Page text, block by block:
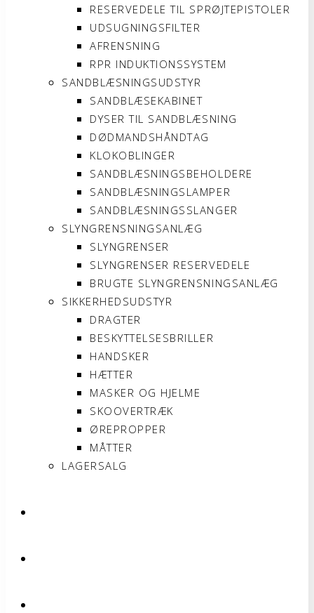
RESERVEDELE TIL SPRØJTEPISTOLER
UDSUGNINGSFILTER
AFRENSNING
RPR INDUKTIONSSYSTEM
SANDBLÆSNINGSUDSTYR
SANDBLÆSEKABINET
DYSER TIL SANDBLÆSNING
DØDMANDSHÅNDTAG
KLOKOBLINGER
SANDBLÆSNINGSBEHOLDERE
SANDBLÆSNINGSLAMPER
SANDBLÆSNINGSSLANGER
SLYNGRENSNINGSANLÆG
SLYNGRENSER
SLYNGRENSER RESERVEDELE
BRUGTE SLYNGRENSNINGSANLÆG
SIKKERHEDSUDSTYR
DRAGTER
BESKYTTELSESBRILLER
HANDSKER
HÆTTER
MASKER OG HJELME
SKOOVERTRÆK
ØREPROPPER
MÅTTER
LAGERSALG